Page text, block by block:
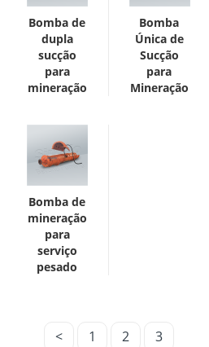
Bomba de
dupla
sucção
para
mineração
Bomba
Única de
Sucção
para
Mineração
Bomba de
mineração
para
serviço
pesado
< 1 2
3